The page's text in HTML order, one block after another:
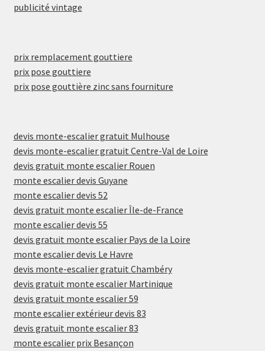
publicité vintage
prix remplacement gouttiere
prix pose gouttiere
prix pose gouttière zinc sans fourniture
devis monte-escalier gratuit Mulhouse
devis monte-escalier gratuit Centre-Val de Loire
devis gratuit monte escalier Rouen
monte escalier devis Guyane
monte escalier devis 52
devis gratuit monte escalier Île-de-France
monte escalier devis 55
devis gratuit monte escalier Pays de la Loire
monte escalier devis Le Havre
devis monte-escalier gratuit Chambéry
devis gratuit monte escalier Martinique
devis gratuit monte escalier 59
monte escalier extérieur devis 83
devis gratuit monte escalier 83
monte escalier prix Besançon